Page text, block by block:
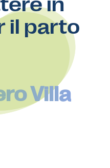
il parto
Villa